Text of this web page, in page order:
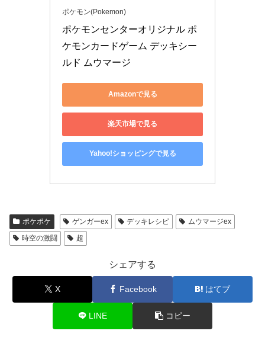
ポケモン(Pokemon)
ポケモンセンターオリジナル ポ
ケモンカードゲーム デッキシー
ルド ムウマージ
Amazonで見る
楽天市場で見る
Yahoo!ショッピングで見る
ポケポケ ゲンガーex デッキレシピ
ムウマージex
時空の激闘
超
シェアする
X Facebook はてブ
LINE コピー